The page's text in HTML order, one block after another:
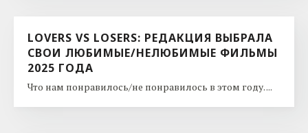
LOVERS VS LOSERS: РЕДАКЦИЯ ВЫБРАЛА
СВОИ ЛЮБИМЫЕ/НЕЛЮБИМЫЕ ФИЛЬМЫ
2025 ГОДА
Что нам понравилось/не понравилось в этом году. ...